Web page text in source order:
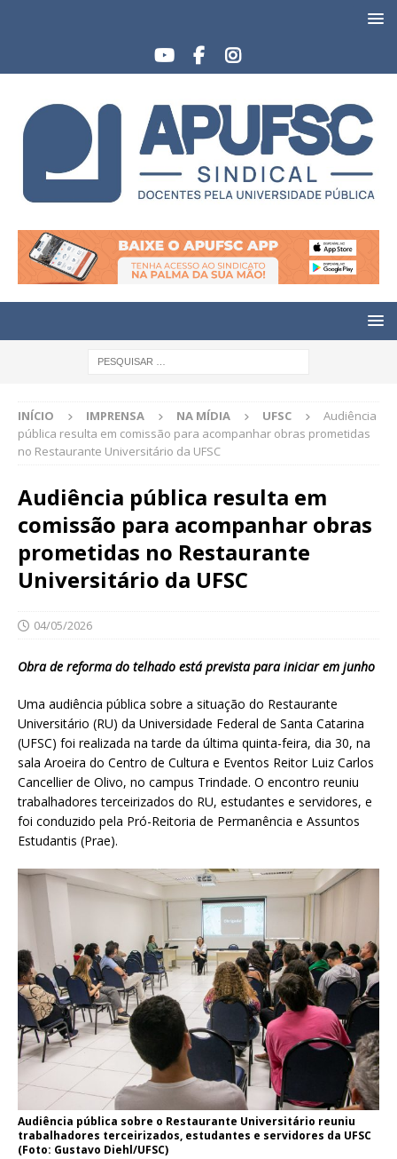
INÍCIO IMPRENSA NA MÍDIA UFSC
Audiência
pública resulta em comissão para acompanhar obras prometidas
no Restaurante Universitário da UFSC
Audiência pública resulta em
comissão para acompanhar obras
prometidas no Restaurante
Universitário da UFSC
04/05/2026
Obra de reforma do telhado está prevista para iniciar em junho
Uma audiência pública sobre a situação do Restaurante
Universitário (RU) da Universidade Federal de Santa Catarina
(UFSC) foi realizada na tarde da última quinta-feira, dia 30, na
sala Aroeira do Centro de Cultura e Eventos Reitor Luiz Carlos
Cancellier de Olivo, no campus Trindade. O encontro reuniu
trabalhadores terceirizados do RU, estudantes e servidores, e
foi conduzido pela Pró-Reitoria de Permanência e Assuntos
Estudantis (Prae).
Audiência pública sobre o Restaurante Universitário reuniu
trabalhadores terceirizados, estudantes e servidores da UFSC
(Foto: Gustavo Diehl/UFSC)